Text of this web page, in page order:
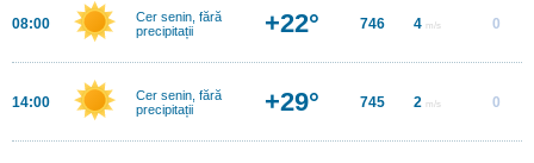
08:00
Cer senin, fără
precipitații
+22° 746 4 m/s 0
14:00
Cer senin, fără
precipitații
+29° 745 2 m/s 0